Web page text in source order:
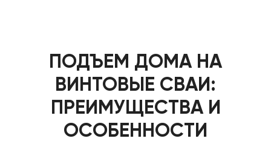
ПОДЪЕМ ДОМА НА
ВИНТОВЫЕ СВАИ:
ПРЕИМУЩЕСТВА И
ОСОБЕННОСТИ